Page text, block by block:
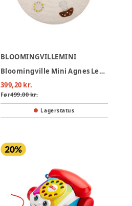
BLOOMINGVILLEMINI
Bloomingville Mini Agnes Legemåtte
399,20 kr.
Før499,00 kr.
Lagerstatus